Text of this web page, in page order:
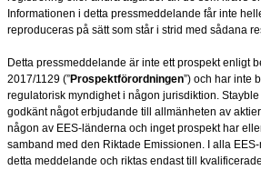
Informationen i detta pressmeddelande får inte
reproduceras på sätt som står i strid med sådana
Detta pressmeddelande är inte ett prospekt enligt
2017/1129 (”Prospektförordningen”) och har inte
regulatorisk myndighet i någon jurisdiktion.
godkänt något erbjudande till allmänheten av
någon av EES-länderna och inget prospekt har
samband med den Riktade Emissionen. I alla
detta meddelande och riktas endast till